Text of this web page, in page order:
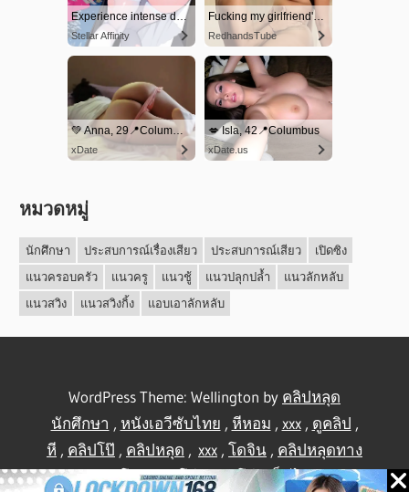
หมวดหมู่
นักศึกษา ประสบการณ์เรื่องเสียว ประสบการณ์เสียว
เปิดซิง
แนวครอบครัว
แนวครู แนวชู้ แนวปลุกปล้ำ
แนวลักหลับ
แนวสวิง
แนวสวิงกิ้ง แอบเอาลักหลับ
WordPress Theme: Wellington by คลิปหลุด
นักศึกษา , หนังเอวีซับไทย , หีหอม , xxx, ดูคลิป ,
หี , คลิปโป๊ , คลิปหลุด , xxx , โดจิน , คลิปหลุดทาง
บ้าน ,คลิปโป้ ,คลิปโป๊,คลิปโป๊,เย็ดไทย,คลิป